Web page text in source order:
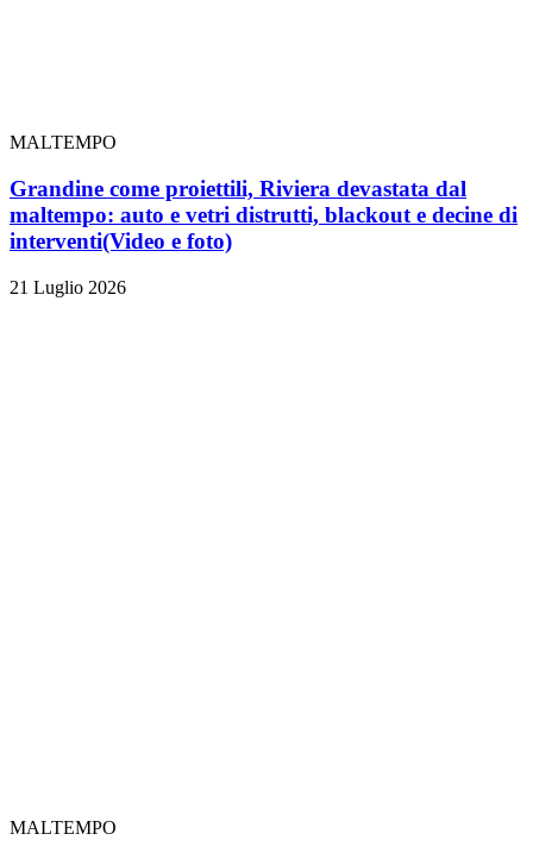
MALTEMPO
Grandine come proiettili, Riviera devastata dal
maltempo: auto e vetri distrutti, blackout e decine di
interventi(Video e foto)
21 Luglio 2026
MALTEMPO